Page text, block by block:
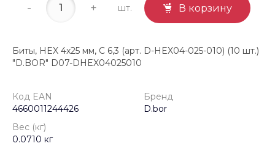
- + шт. В корзину
Биты, HEX 4x25 мм, C 6,3 (арт. D-HEX04-025-010) (10 шт.)
"D.BOR" D07-DHEX04025010
Код EAN
4660011244426
Бренд
D.bor
Вес (кг)
0.0710 кг